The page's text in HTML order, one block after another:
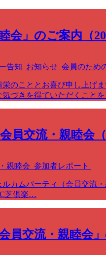
会」のご案内（
告知 お知らせ 会員のため
のこととお喜び申し上げ
気づきを得ていただくこと
員交流・親睦会（
親睦会 参加者レポート
ルカムパーティ（会員交流
芝倶楽…
員交流・親睦会